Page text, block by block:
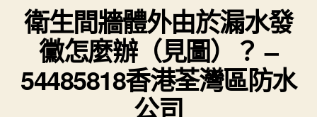
衛生間牆體外由於漏水發
黴怎麼辦（見圖）？ –
54485818香港荃灣區防水
公司